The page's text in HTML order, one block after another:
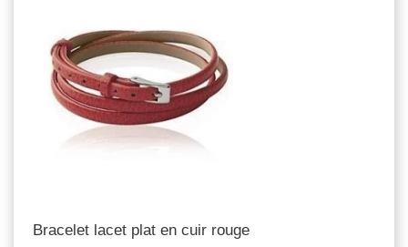
Bracelet lacet plat en cuir rouge